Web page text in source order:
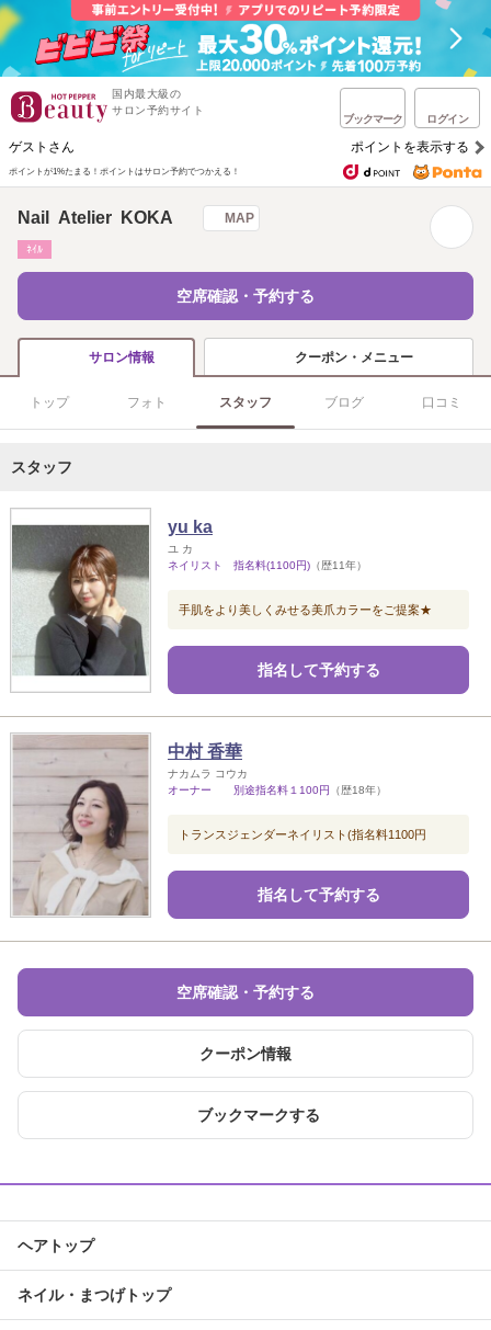
国内最大級の
サロン予約サイト
ブックマーク ログイン
ゲストさん ポイントを表示する
ポイントが1%たまる！ ポイントはサロン予約でつかえる！
Nail Atelier KOKA MAP
ﾈｲﾙ
空席確認・予約する
サロン情報 クーポン・メニュー
トップ フォト スタッフ ブログ 口コミ
スタッフ
yu ka
ユ カ
ネイリスト 指名料(1100円) （歴11年）
手肌をより美しくみせる美爪カラーをご提案★
指名して予約する
中村 香華
ナカムラ コウカ
オーナー 別途指名料１100円 （歴18年）
トランスジェンダーネイリスト(指名料1100円
指名して予約する
空席確認・予約する
クーポン情報
ブックマークする
ヘアトップ
ネイル・まつげトップ